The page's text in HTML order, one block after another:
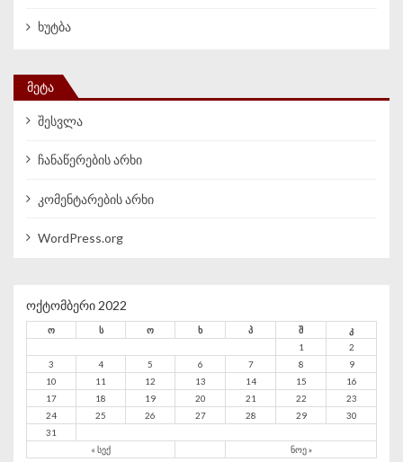
ხუტბა
ᲛᲔᲢᲐ
შესვლა
ჩანაწერების არხი
კომენტარების არხი
WordPress.org
ოქტომბერი 2022
ო ს ო ხ პ შ კ
« სექ ნოე »
1
2
3
4 5 6 7 8
9
10
11 12 13 14 15
16
17
18 19 20 21 22
23
24
25 26 27 28 29
30
31